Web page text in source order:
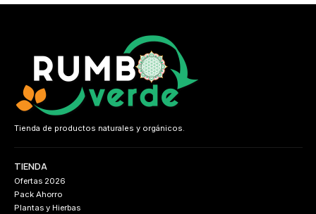
Tienda de productos naturales y orgánicos.
TIENDA
Ofertas 2026
Pack Ahorro
Plantas y Hierbas